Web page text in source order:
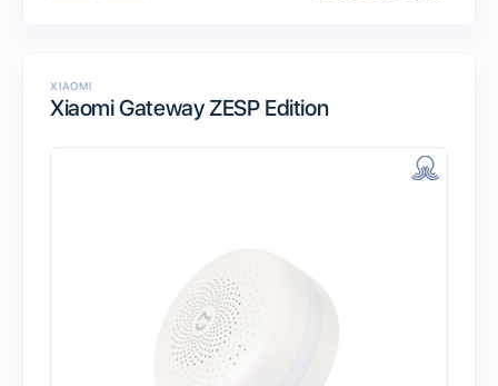
XIAOMI
Xiaomi Gateway ZESP Edition